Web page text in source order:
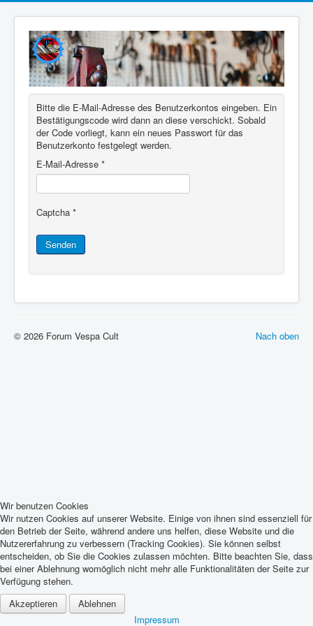
Bitte die E-Mail-Adresse des Benutzerkontos eingeben. Ein
Bestätigungscode wird dann an diese verschickt. Sobald
der Code vorliegt, kann ein neues Passwort für das
Benutzerkonto festgelegt werden.
E-Mail-Adresse *
Captcha *
Senden
Nach oben
© 2026 Forum Vespa Cult
Wir benutzen Cookies
Wir nutzen Cookies auf unserer Website. Einige von ihnen sind essenziell für
den Betrieb der Seite, während andere uns helfen, diese Website und die
Nutzererfahrung zu verbessern (Tracking Cookies). Sie können selbst
entscheiden, ob Sie die Cookies zulassen möchten. Bitte beachten Sie, dass
bei einer Ablehnung womöglich nicht mehr alle Funktionalitäten der Seite zur
Verfügung stehen.
Akzeptieren
Ablehnen
Impressum